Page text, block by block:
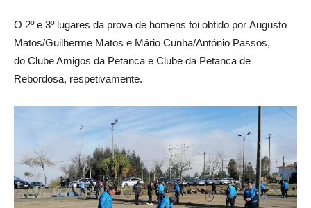
O 2º e 3º lugares da prova de homens foi obtido por Augusto
Matos/Guilherme Matos e Mário Cunha/António Passos,
do Clube Amigos da Petanca e Clube da Petanca de
Rebordosa, respetivamente.